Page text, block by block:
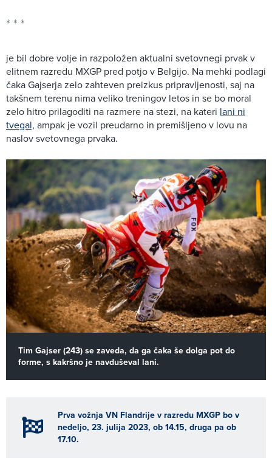
je bil dobre volje in razpoložen aktualni svetovnegi prvak v
elitnem razredu MXGP pred potjo v Belgijo. Na mehki podlagi
čaka Gajserja zelo zahteven preizkus pripravljenosti, saj na
takšnem terenu nima veliko treningov letos in se bo moral
zelo hitro prilagoditi na razmere na stezi, na kateri lani ni
tvegal, ampak je vozil preudarno in premišljeno v lovu na
naslov svetovnega prvaka.
Tim Gajser (243) se zaveda, da ga čaka še dolga pot do
forme, s kakršno je navduševal lani.
Prva vožnja VN Flandrije v razredu MXGP bo v
nedeljo, 23. julija 2023, ob 14.15, druga pa ob
17.10.